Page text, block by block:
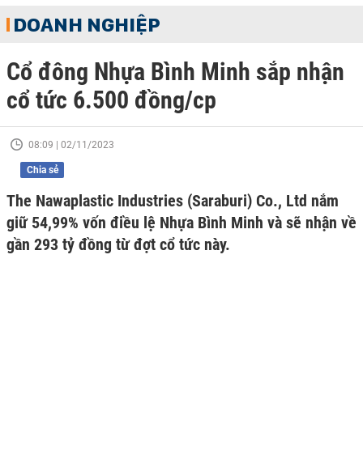
DOANH NGHIỆP
Cổ đông Nhựa Bình Minh sắp nhận
cổ tức 6.500 đồng/cp
08:09 | 02/11/2023
Chia sẻ
The Nawaplastic Industries (Saraburi) Co., Ltd nắm
giữ 54,99% vốn điều lệ Nhựa Bình Minh và sẽ nhận về
gần 293 tỷ đồng từ đợt cổ tức này.